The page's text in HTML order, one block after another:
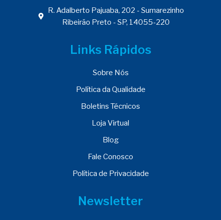
R. Adalberto Pajuaba, 202 - Sumarezinho
Ribeirão Preto - SP, 14055-220
Links Rápidos
Sobre Nós
Política da Qualidade
Boletins Técnicos
Loja Virtual
Blog
Fale Conosco
Política de Privacidade
Newsletter